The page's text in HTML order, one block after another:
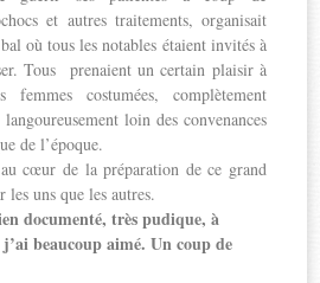
et autres traitements, organisait
où tous les notables étaient invités à
Tous prenaient un certain plaisir à
costumées, complètement
loin des convenances
de l’époque.
cœur de la préparation de ce grand
uns que les autres.
documenté, très pudique, à
beaucoup aimé. Un coup de